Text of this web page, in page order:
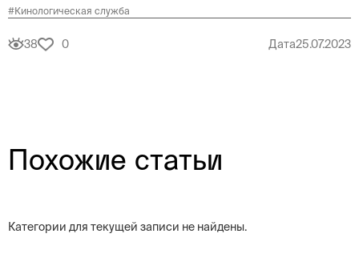
#Кинологическая служба
38 0 Дата25.07.2023
Похожие статьи
Категории для текущей записи не найдены.